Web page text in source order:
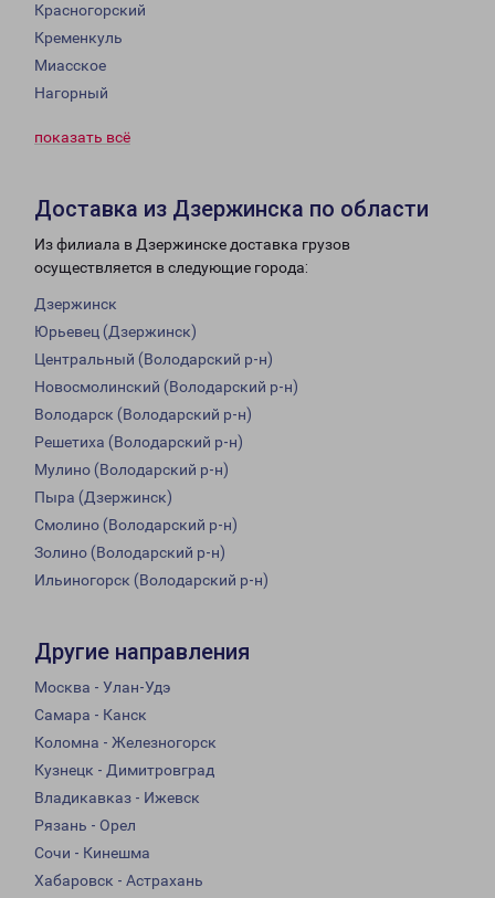
Красногорский
Кременкуль
Миасское
Нагорный
показать всё
Доставка из Дзержинска по области
Из филиала в Дзержинске доставка грузов
осуществляется в следующие города:
Дзержинск
Юрьевец (Дзержинск)
Центральный (Володарский р-н)
Новосмолинский (Володарский р-н)
Володарск (Володарский р-н)
Решетиха (Володарский р-н)
Мулино (Володарский р-н)
Пыра (Дзержинск)
Смолино (Володарский р-н)
Золино (Володарский р-н)
Ильиногорск (Володарский р-н)
Другие направления
Москва - Улан-Удэ
Самара - Канск
Коломна - Железногорск
Кузнецк - Димитровград
Владикавказ - Ижевск
Рязань - Орел
Сочи - Кинешма
Хабаровск - Астрахань